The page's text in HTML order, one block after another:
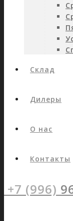
Склад
Дилеры
О нас
Контакты
+7 (996)